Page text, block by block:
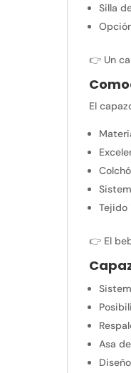
Silla
👉 Un
El
Tejido
👉 El
Asa